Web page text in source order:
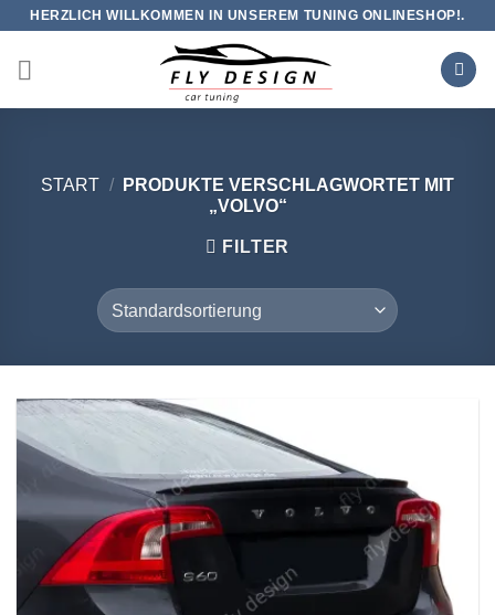
Zum
springen
HERZLICH WILLKOMMEN IN UNSEREM TUNING ONLINESHOP!.
START /
PRODUKTE VERSCHLAGWORTET MIT
„VOLVO“
FILTER